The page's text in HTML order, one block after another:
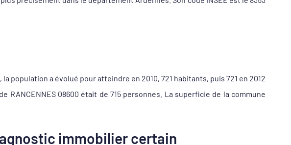
population a évolué pour atteindre en 2010, 721 habitants, puis 721 en 2012
08600 était de 715 personnes. La superficie de la commune
immobilier certain